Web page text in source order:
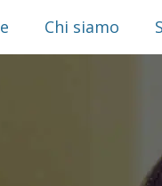
Chi siamo